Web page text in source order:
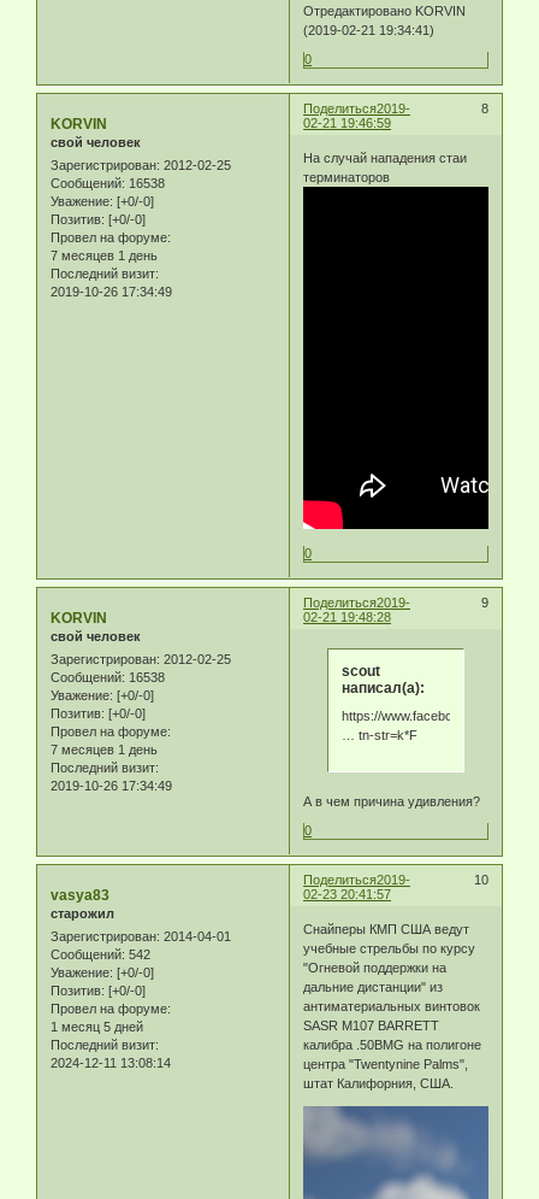
Отредактировано KORVIN
(2019-02-21 19:34:41)
0
Поделиться 8
2019-
02-21 19:46:59
KORVIN
свой человек
Зарегистрирован: 2012-02-25
Сообщений: 16538
Уважение: [+0/-0]
Позитив: [+0/-0]
Провел на форуме:
7 месяцев 1 день
Последний визит:
2019-10-26 17:34:49
На случай нападения стаи
терминаторов
0
Поделиться 9
2019-
02-21 19:48:28
KORVIN
свой человек
Зарегистрирован: 2012-02-25
Сообщений: 16538
Уважение: [+0/-0]
Позитив: [+0/-0]
Провел на форуме:
7 месяцев 1 день
Последний визит:
2019-10-26 17:34:49
scout
написал(а):
https://www.facebook.com/
… tn-str=k*F
А в чем причина удивления?
0
Поделиться 10
2019-
02-23 20:41:57
vasya83
старожил
Зарегистрирован: 2014-04-01
Сообщений: 542
Уважение: [+0/-0]
Позитив: [+0/-0]
Провел на форуме:
1 месяц 5 дней
Последний визит:
2024-12-11 13:08:14
Снайперы КМП США ведут
учебные стрельбы по курсу
"Огневой поддержки на
дальние дистанции" из
антиматериальных винтовок
SASR M107 BARRETT
калибра .50BMG на полигоне
центра "Twentynine Palms",
штат Калифорния, США.